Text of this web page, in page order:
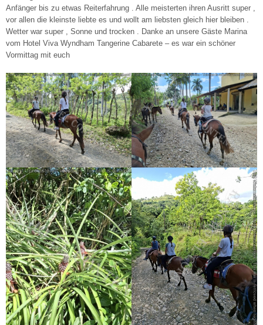
Anfänger bis zu etwas Reiterfahrung . Alle meisterten ihren Ausritt super ,
vor allen die kleinste liebte es und wollt am liebsten gleich hier bleiben .
Wetter war super , Sonne und trocken . Danke an unsere Gäste Marina
vom Hotel Viva Wyndham Tangerine Cabarete – es war ein schöner
Vormittag mit euch